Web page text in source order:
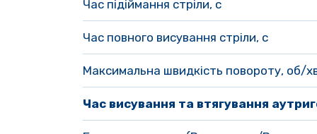
Час підіймання стріли, с
Час повного висування стріли, с
Максимальна швидкість повороту, об/
Час висування та втягування